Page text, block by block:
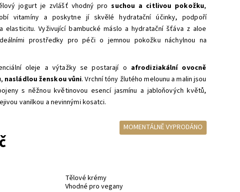
jogurt je zvlášť vhodný prosuchou a citlivou pokožku,
vitamíny a poskytne jí skvělé hydratační účinky, podpoří
elasticitu. Vyživující bambucké máslo a hydratační šťáva z aloe
prostředky pro péči o jemnou pokožku náchylnou na
oleje a výtažky se postarají o afrodiziakální ovocně
, nasládlou ženskou vůni. Vrchní tóny žlutého melounu a malin jsou
s něžnou květinovou esencí jasmínu a jabloňových květů,
vanilkou a nevinnými kosatci.
MOMENTÁLNĚ VYPRODÁNO
Tělové krémy
Vhodné pro vegany